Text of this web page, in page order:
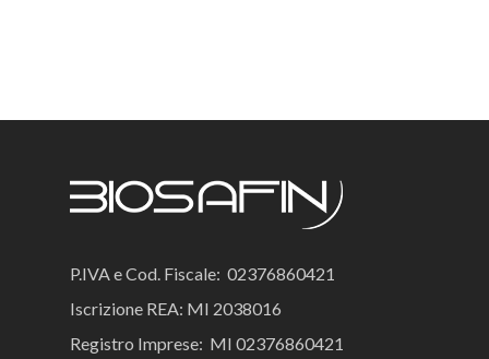
P.IVA e Cod. Fiscale: 02376860421
Iscrizione REA: MI 2038016
Registro Imprese: MI 02376860421